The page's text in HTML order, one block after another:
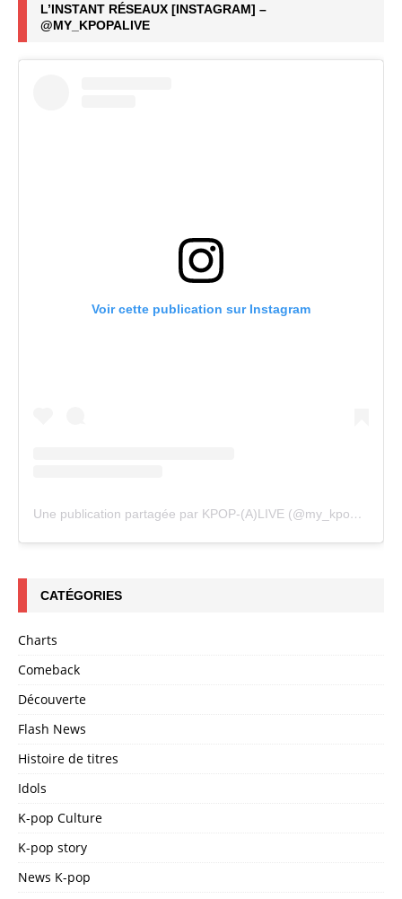
L’INSTANT RÉSEAUX [INSTAGRAM] –
@MY_KPOPALIVE
Voir cette publication sur Instagram
Une publication partagée par KPOP-(A)LIVE (@my_kpopalive)
CATÉGORIES
Charts
Comeback
Découverte
Flash News
Histoire de titres
Idols
K-pop Culture
K-pop story
News K-pop